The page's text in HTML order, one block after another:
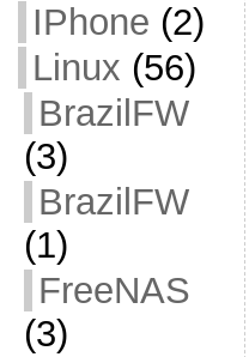
IPhone (2)
Linux (56)
BrazilFW
(3)
BrazilFW
(1)
FreeNAS
(3)